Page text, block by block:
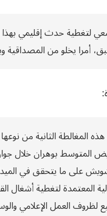
لتغطية حدث إقليمي
أمرا يخلو من المصداقية
هذه المغالطة الثانية من
المتوسط بوهران خلال
على ما يتحقق في
المعتمدة لتغطية أشغال
لظروف العمل الإعلامي